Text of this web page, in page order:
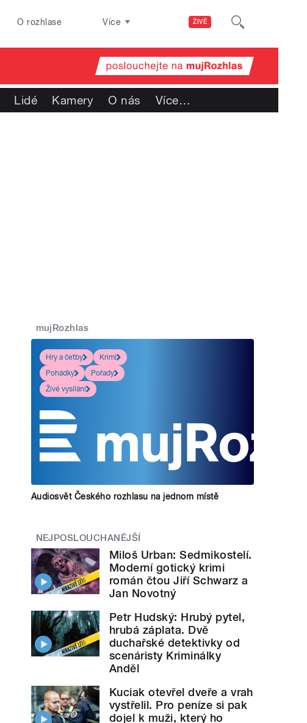
ŽIVĚ
O rozhlase Více
Lidé Kamery O nás Více…
mujRozhlas
Hry a četby
Krimi
Pohádky
Pořady
Živé vysílání
Audiosvět Českého rozhlasu na jednom místě
NEJPOSLOUCHANĚJŠÍ
Miloš Urban: Sedmikostelí.
Moderní gotický krimi
román čtou Jiří Schwarz a
Jan Novotný
Petr Hudský: Hrubý pytel,
hrubá záplata. Dvě
duchařské detektivky od
scenáristy Kriminálky
Anděl
Kuciak otevřel dveře a vrah
vystřelil. Pro peníze si pak
dojel k muži, který ho